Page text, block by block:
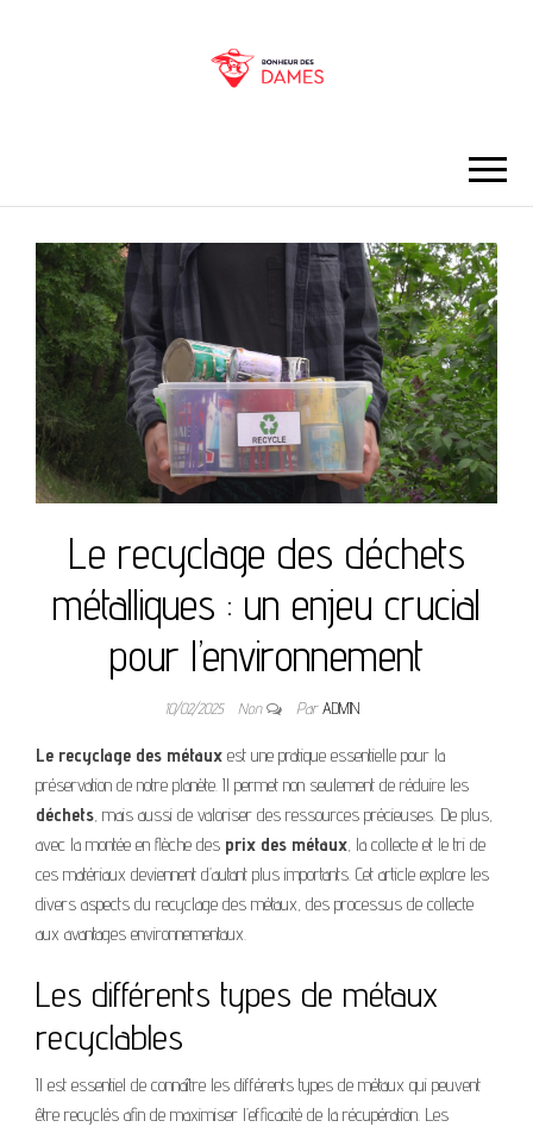
DAMES
Le recyclage des déchets
métalliques : un enjeu crucial
pour l’environnement
10/02/2025 Non ParADMIN
Le recyclage des métaux est une pratique essentielle pour la
préservation de notre planète. Il permet non seulement de réduire les
déchets , mais aussi de valoriser des ressources précieuses. De plus,
avec la montée en flèche des prix des métaux , la collecte et le tri de
ces matériaux deviennent d’autant plus importants. Cet article explore les
divers aspects du recyclage des métaux, des processus de collecte
aux avantages environnementaux.
Les différents types de métaux
recyclables
Il est essentiel de connaître les différents types de métaux qui peuvent
être recyclés afin de maximiser l’efficacité de la récupération. Les